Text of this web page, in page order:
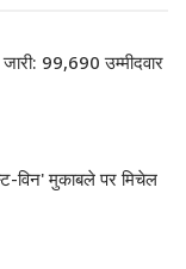
99,690 उम्मीदवार
विन' मुकाबले पर मिचेल